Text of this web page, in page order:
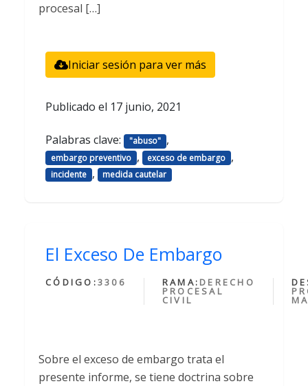
procesal […]
Iniciar sesión para ver más
Publicado el 17 junio, 2021
Palabras clave: "abuso" ,
embargo preventivo , exceso de embargo ,
incidente , medida cautelar
El Exceso De Embargo
CÓDIGO:3306 RAMA: DERECHO
PROCESAL
CIVIL
Sobre el exceso de embargo trata el
presente informe, se tiene doctrina sobre